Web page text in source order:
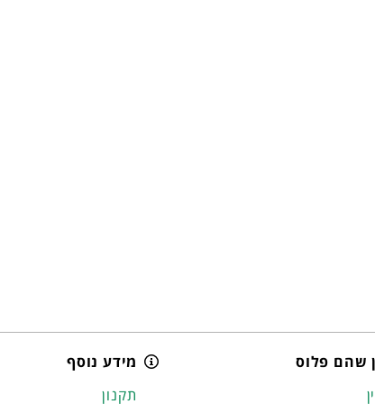
מידע נוסף
תקנון
שהם פלוס